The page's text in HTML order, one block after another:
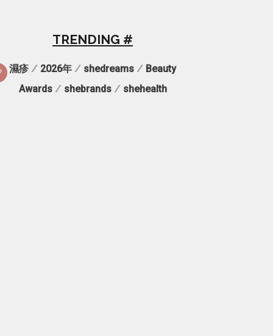
TRENDING #
濕疹 / 2026年 / shedreams / Beauty
Awards/ shebrands/ shehealth